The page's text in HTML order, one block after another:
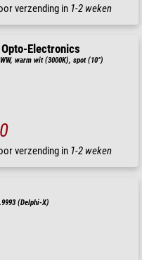
verzending in 1-2 weken
Electronics
warm wit (3000K), spot (10°)
verzending in 1-2 weken
(Delphi-X)